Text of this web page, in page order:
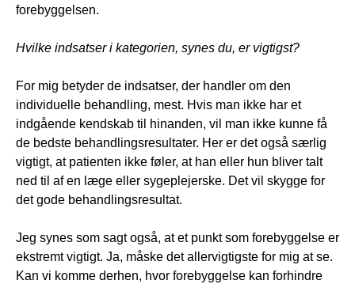
forebyggelsen.
Hvilke indsatser i kategorien, synes du, er vigtigst?
For mig betyder de indsatser, der handler om den
individuelle behandling, mest. Hvis man ikke har et
indgående kendskab til hinanden, vil man ikke kunne få
de bedste behandlingsresultater. Her er det også særlig
vigtigt, at patienten ikke føler, at han eller hun bliver talt
ned til af en læge eller sygeplejerske. Det vil skygge for
det gode behandlingsresultat.
Jeg synes som sagt også, at et punkt som forebyggelse er
ekstremt vigtigt. Ja, måske det allervigtigste for mig at se.
Kan vi komme derhen, hvor forebyggelse kan forhindre